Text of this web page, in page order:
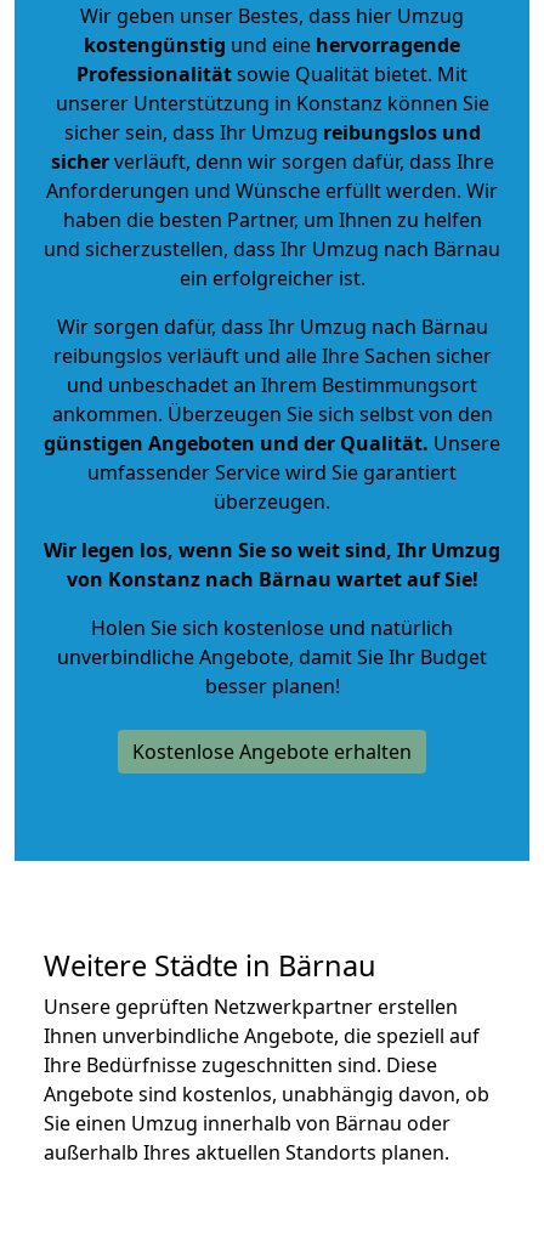
Wir geben unser Bestes, dass hier Umzug
kostengünstig und eine hervorragende
Professionalitätsowie Qualität bietet. Mit
unserer Unterstützung in Konstanz können Sie
sicher sein, dass Ihr Umzug reibungslos und
sicherverläuft, denn wir sorgen dafür, dass Ihre
Anforderungen und Wünsche erfüllt werden. Wir
haben die besten Partner, um Ihnen zu helfen
und sicherzustellen, dass Ihr Umzug nach Bärnau
ein erfolgreicher ist.
Wir sorgen dafür, dass Ihr Umzug nach Bärnau
reibungslos verläuft und alle Ihre Sachen sicher
und unbeschadet an Ihrem Bestimmungsort
ankommen. Überzeugen Sie sich selbst von den
günstigen Angeboten und der Qualität. Unsere
umfassender Service wird Sie garantiert
überzeugen.
Wir legen los, wenn Sie so weit sind, Ihr Umzug
von Konstanz nach Bärnau wartet auf Sie!
Holen Sie sich kostenlose und natürlich
unverbindliche Angebote, damit Sie Ihr Budget
besser planen!
Kostenlose Angebote erhalten
Weitere Städte in Bärnau
Unsere geprüften Netzwerkpartner erstellen
Ihnen unverbindliche Angebote, die speziell auf
Ihre Bedürfnisse zugeschnitten sind. Diese
Angebote sind kostenlos, unabhängig davon, ob
Sie einen Umzug innerhalb von Bärnau oder
außerhalb Ihres aktuellen Standorts planen.